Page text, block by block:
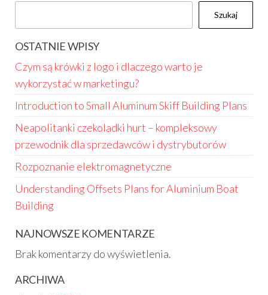
Szukaj
OSTATNIE WPISY
Czym są krówki z logo i dlaczego warto je
wykorzystać w marketingu?
Introduction to Small Aluminum Skiff Building Plans
Neapolitanki czekoladki hurt – kompleksowy
przewodnik dla sprzedawców i dystrybutorów
Rozpoznanie elektromagnetyczne
Understanding Offsets Plans for Aluminium Boat
Building
NAJNOWSZE KOMENTARZE
Brak komentarzy do wyświetlenia.
ARCHIWA